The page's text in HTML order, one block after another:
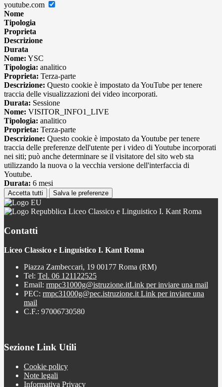
youtube.com
Nome
Tipologia
Proprieta
Descrizione
Durata
Nome: YSC
Tipologia: analitico
Proprieta: Terza-parte
Descrizione: Questo cookie è impostato da YouTube per tenere
traccia delle visualizzazioni dei video incorporati.
Durata: Sessione
Nome: VISITOR_INFO1_LIVE
Tipologia: analitico
Proprieta: Terza-parte
Descrizione: Questo cookie è impostato da Youtube per tenere
traccia delle preferenze dell'utente per i video di Youtube incorporati
nei siti; può anche determinare se il visitatore del sito web sta
utilizzando la nuova o la vecchia versione dell'interfaccia di
Youtube.
Durata: 6 mesi
Accetta tutti Salva le preferenze
Liceo Classico e Linguistico I. Kant Roma
Contatti
Liceo Classico e Linguistico I. Kant Roma
Piazza Zambeccari, 19 00177 Roma (RM)
Tel: Tel. 06 121122525
Email: rmpc31000g@istruzione.itLink per inviare una mail
PEC: rmpc31000g@pec.istruzione.it Link per inviare una
mail
C.F.: 97006730580
Sezione Link Utili
Cookie policy
Note legali
Informativa Privacy